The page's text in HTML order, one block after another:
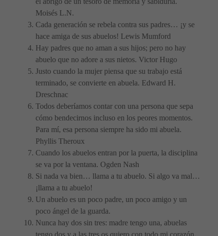
Moisés L.N.
Cada generación se rebela contra sus padres… ¡y se
hace amiga de sus abuelos! Lewis Mumford
Hay padres que no aman a sus hijos; pero no hay
abuelo que no adore a sus nietos. Victor Hugo
Justo cuando la mujer piensa que su trabajo está
terminado, se convierte en abuela. Edward H.
Dreschnac
Todos deberíamos contar con una persona que sepa
cómo bendecirnos incluso en los peores momentos.
Para mí, esa persona siempre ha sido mi abuela.
Phyllis Theroux
Cuando los abuelos entran por la puerta, la disciplina
se va por la ventana. Ogden Nash
Si nada va bien… llama a tu abuelo. Si algo va mal…
¡llama a tu abuelo!
Un abuelo es un poco padre, un poco amigo y un
poco ángel de la guarda.
Nunca hay dos sin tres: madre tengo una, abuelas